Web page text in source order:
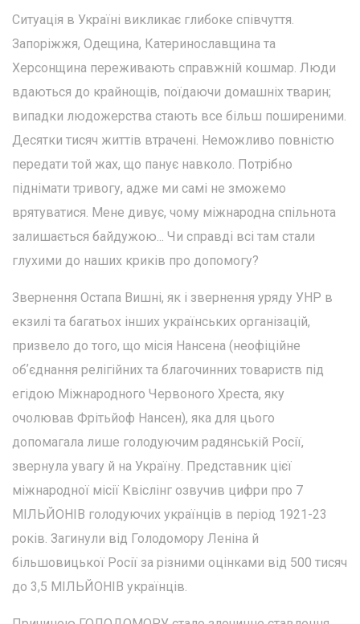
Ситуація в Україні викликає глибоке співчуття.
Запоріжжя, Одещина, Катеринославщина та
Херсонщина переживають справжній кошмар. Люди
вдаються до крайнощів, поїдаючи домашніх тварин;
випадки людожерства стають все більш поширеними.
Десятки тисяч життів втрачені. Неможливо повністю
передати той жах, що панує навколо. Потрібно
піднімати тривогу, адже ми самі не зможемо
врятуватися. Мене дивує, чому міжнародна спільнота
залишається байдужою... Чи справді всі там стали
глухими до наших криків про допомогу?
Звернення Остапа Вишні, як і звернення уряду УНР в
екзилі та багатьох інших українських організацій,
призвело до того, що місія Нансена (неофіційне
обʼєднання релігійних та благочинних товариств під
егідою Міжнародного Червоного Хреста, яку
очолював Фрітьйоф Нансен), яка для цього
допомагала лише голодуючим радянській Росії,
звернула увагу й на Україну. Представник цієї
міжнародної місії Квіслінг озвучив цифри про 7
МІЛЬЙОНІВ голодуючих українців в період 1921-23
років. Загинули від Голодомору Леніна й
більшовицької Росії за різними оцінками від 500 тисяч
до 3,5 МІЛЬЙОНІВ українців.